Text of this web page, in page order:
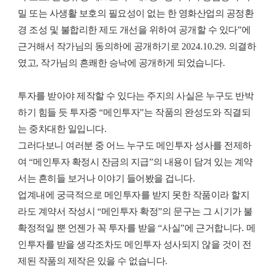
밀 또는 사생활 보호의 필요성이 없는 한 영화산업의 공정환
경 조성 및 불합리한 제도 개선을 위하여 공개할 수 있다”에
근거해서 작가님의 동의하에 공개하기로 2024.10.29. 의결하
였고, 작가님의 흔쾌한 승낙에 공개하게 되었습니다.
투자를 받아야 제작할 수 있다는 주지의 사실은 누구도 반박
하기 힘들 듯 투자중 “메인투자”는 작품의 완성도와 직결되
는 중차대한 일입니다.
그러다보니 여러분 중 어느 누구도 메인투자 성사를 전제하
여 “메인투자 확정시 잔금의 지급”의 내용이 담겨 있는 계약
서는 흔히들 보거나 이야기 들어봤을 겁니다.
업계내에 궁극적으로 메인투자를 받지 못한 작품이라 할지
라도 계약서 작성시 “메인투자 확정”의 문구는 그 시기가 불
확정적일 뿐 언젠가 꼭 투자를 받을 “사실”에 근거합니다. 메
인투자를 받을 생각조차도 메인투자 성사되지 않을 것이 전
제된 작품의 제작은 있을 수 없습니다.